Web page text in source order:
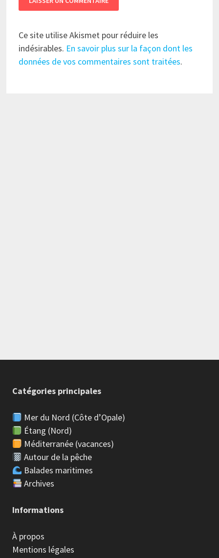
Ce site utilise Akismet pour réduire les
indésirables. En savoir plus sur la façon dont les
données de vos commentaires sont traitées.
Catégories principales
Mer du Nord (Côte d’Opale)
Étang (Nord)
Méditerranée (vacances)
Autour de la pêche
Balades maritimes
Archives
Informations
À propos
Mentions légales